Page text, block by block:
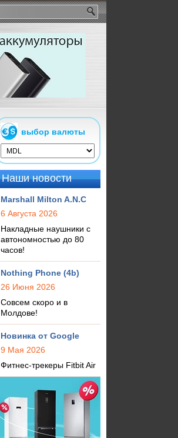
выбор валюты
Наши новости
Marshall Milton A.N.C
6 Августа 2026
Накладные наушники с
автономностью до 80
часов!
Nothing Phone (4b)
26 Июня 2026
Совсем скоро и в
Молдове!
Новинка от Google
9 Мая 2026
Фитнес-трекеры Fitbit Air